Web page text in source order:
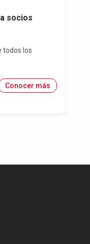
socios
todos los
Conocer más